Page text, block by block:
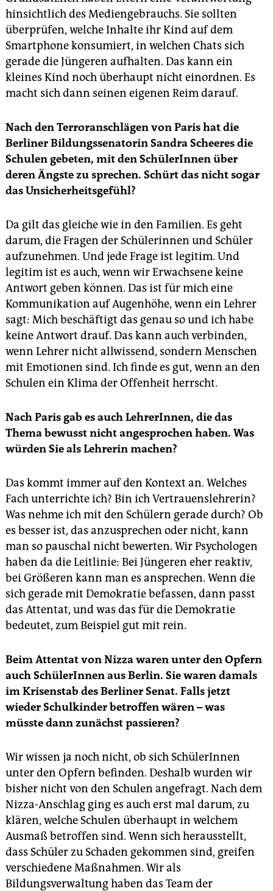
hinsichtlich des Mediengebrauchs. Sie sollten
überprüfen, welche Inhalte ihr Kind auf dem
Smartphone konsumiert, in welchen Chats sich
gerade die Jüngeren aufhalten. Das kann ein
kleines Kind noch überhaupt nicht einordnen. Es
macht sich dann seinen eigenen Reim darauf.
Nach den Terroranschlägen von Paris hat die
Berliner Bildungssenatorin Sandra Scheeres die
Schulen gebeten, mit den SchülerInnen über
deren Ängste zu sprechen. Schürt das nicht sogar
das Unsicherheitsgefühl?
Da gilt das gleiche wie in den Familien. Es geht
darum, die Fragen der Schülerinnen und Schüler
aufzunehmen. Und jede Frage ist legitim. Und
legitim ist es auch, wenn wir Erwachsene keine
Antwort geben können. Das ist für mich eine
Kommunikation auf Augenhöhe, wenn ein Lehrer
sagt: Mich beschäftigt das genau so und ich habe
keine Antwort drauf. Das kann auch verbinden,
wenn Lehrer nicht allwissend, sondern Menschen
mit Emotionen sind. Ich finde es gut, wenn an den
Schulen ein Klima der Offenheit herrscht.
Nach Paris gab es auch LehrerInnen, die das
Thema bewusst nicht angesprochen haben. Was
würden Sie als Lehrerin machen?
Das kommt immer auf den Kontext an. Welches
Fach unterrichte ich? Bin ich Vertrauenslehrerin?
Was nehme ich mit den Schülern gerade durch? Ob
es besser ist, das anzusprechen oder nicht, kann
man so pauschal nicht bewerten. Wir Psychologen
haben da die Leitlinie: Bei Jüngeren eher reaktiv,
bei Größeren kann man es ansprechen. Wenn die
sich gerade mit Demokratie befassen, dann passt
das Attentat, und was das für die Demokratie
bedeutet, zum Beispiel gut mit rein.
Beim Attentat von Nizza waren unter den Opfern
auch SchülerInnen aus Berlin. Sie waren damals
im Krisenstab des Berliner Senat. Falls jetzt
wieder Schulkinder betroffen wären – was
müsste dann zunächst passieren?
Wir wissen ja noch nicht, ob sich SchülerInnen
unter den Opfern befinden. Deshalb wurden wir
bisher nicht von den Schulen angefragt. Nach dem
Nizza-Anschlag ging es auch erst mal darum, zu
klären, welche Schulen überhaupt in welchem
Ausmaß betroffen sind. Wenn sich herausstellt,
dass Schüler zu Schaden gekommen sind, greifen
verschiedene Maßnahmen. Wir als
Bildungsverwaltung haben das Team der